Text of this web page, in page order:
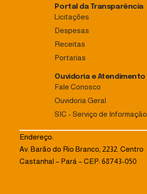
Portal da Transparência
Licitações
Despesas
Receitas
Portarias
Ouvidoria e Atendimento
Fale Conosco
Ouvidoria Geral
SIC - Serviço de Informação
Endereço:
Av. Barão do Rio Branco, 2232. Centro
Castanhal – Pará – CEP: 68743-050